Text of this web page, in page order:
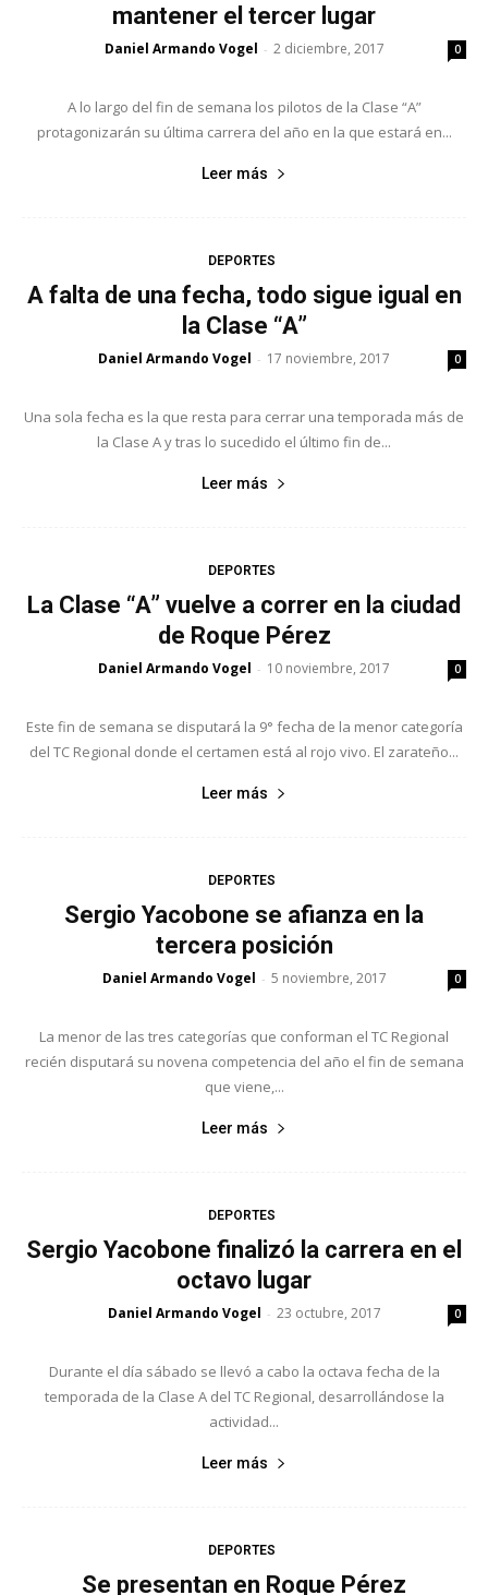
mantener el tercer lugar
Daniel Armando Vogel - 2 diciembre, 2017 0
A lo largo del fin de semana los pilotos de la Clase “A”
protagonizarán su última carrera del año en la que estará en...
Leer más
DEPORTES
A falta de una fecha, todo sigue igual en
la Clase “A”
Daniel Armando Vogel - 17 noviembre, 2017 0
Una sola fecha es la que resta para cerrar una temporada más de
la Clase A y tras lo sucedido el último fin de...
Leer más
DEPORTES
La Clase “A” vuelve a correr en la ciudad
de Roque Pérez
Daniel Armando Vogel - 10 noviembre, 2017 0
Este fin de semana se disputará la 9° fecha de la menor categoría
del TC Regional donde el certamen está al rojo vivo. El zarateño...
Leer más
DEPORTES
Sergio Yacobone se afianza en la
tercera posición
Daniel Armando Vogel - 5 noviembre, 2017 0
La menor de las tres categorías que conforman el TC Regional
recién disputará su novena competencia del año el fin de semana
que viene,...
Leer más
DEPORTES
Sergio Yacobone finalizó la carrera en el
octavo lugar
Daniel Armando Vogel - 23 octubre, 2017 0
Durante el día sábado se llevó a cabo la octava fecha de la
temporada de la Clase A del TC Regional, desarrollándose la
actividad...
Leer más
DEPORTES
Se presentan en Roque Pérez